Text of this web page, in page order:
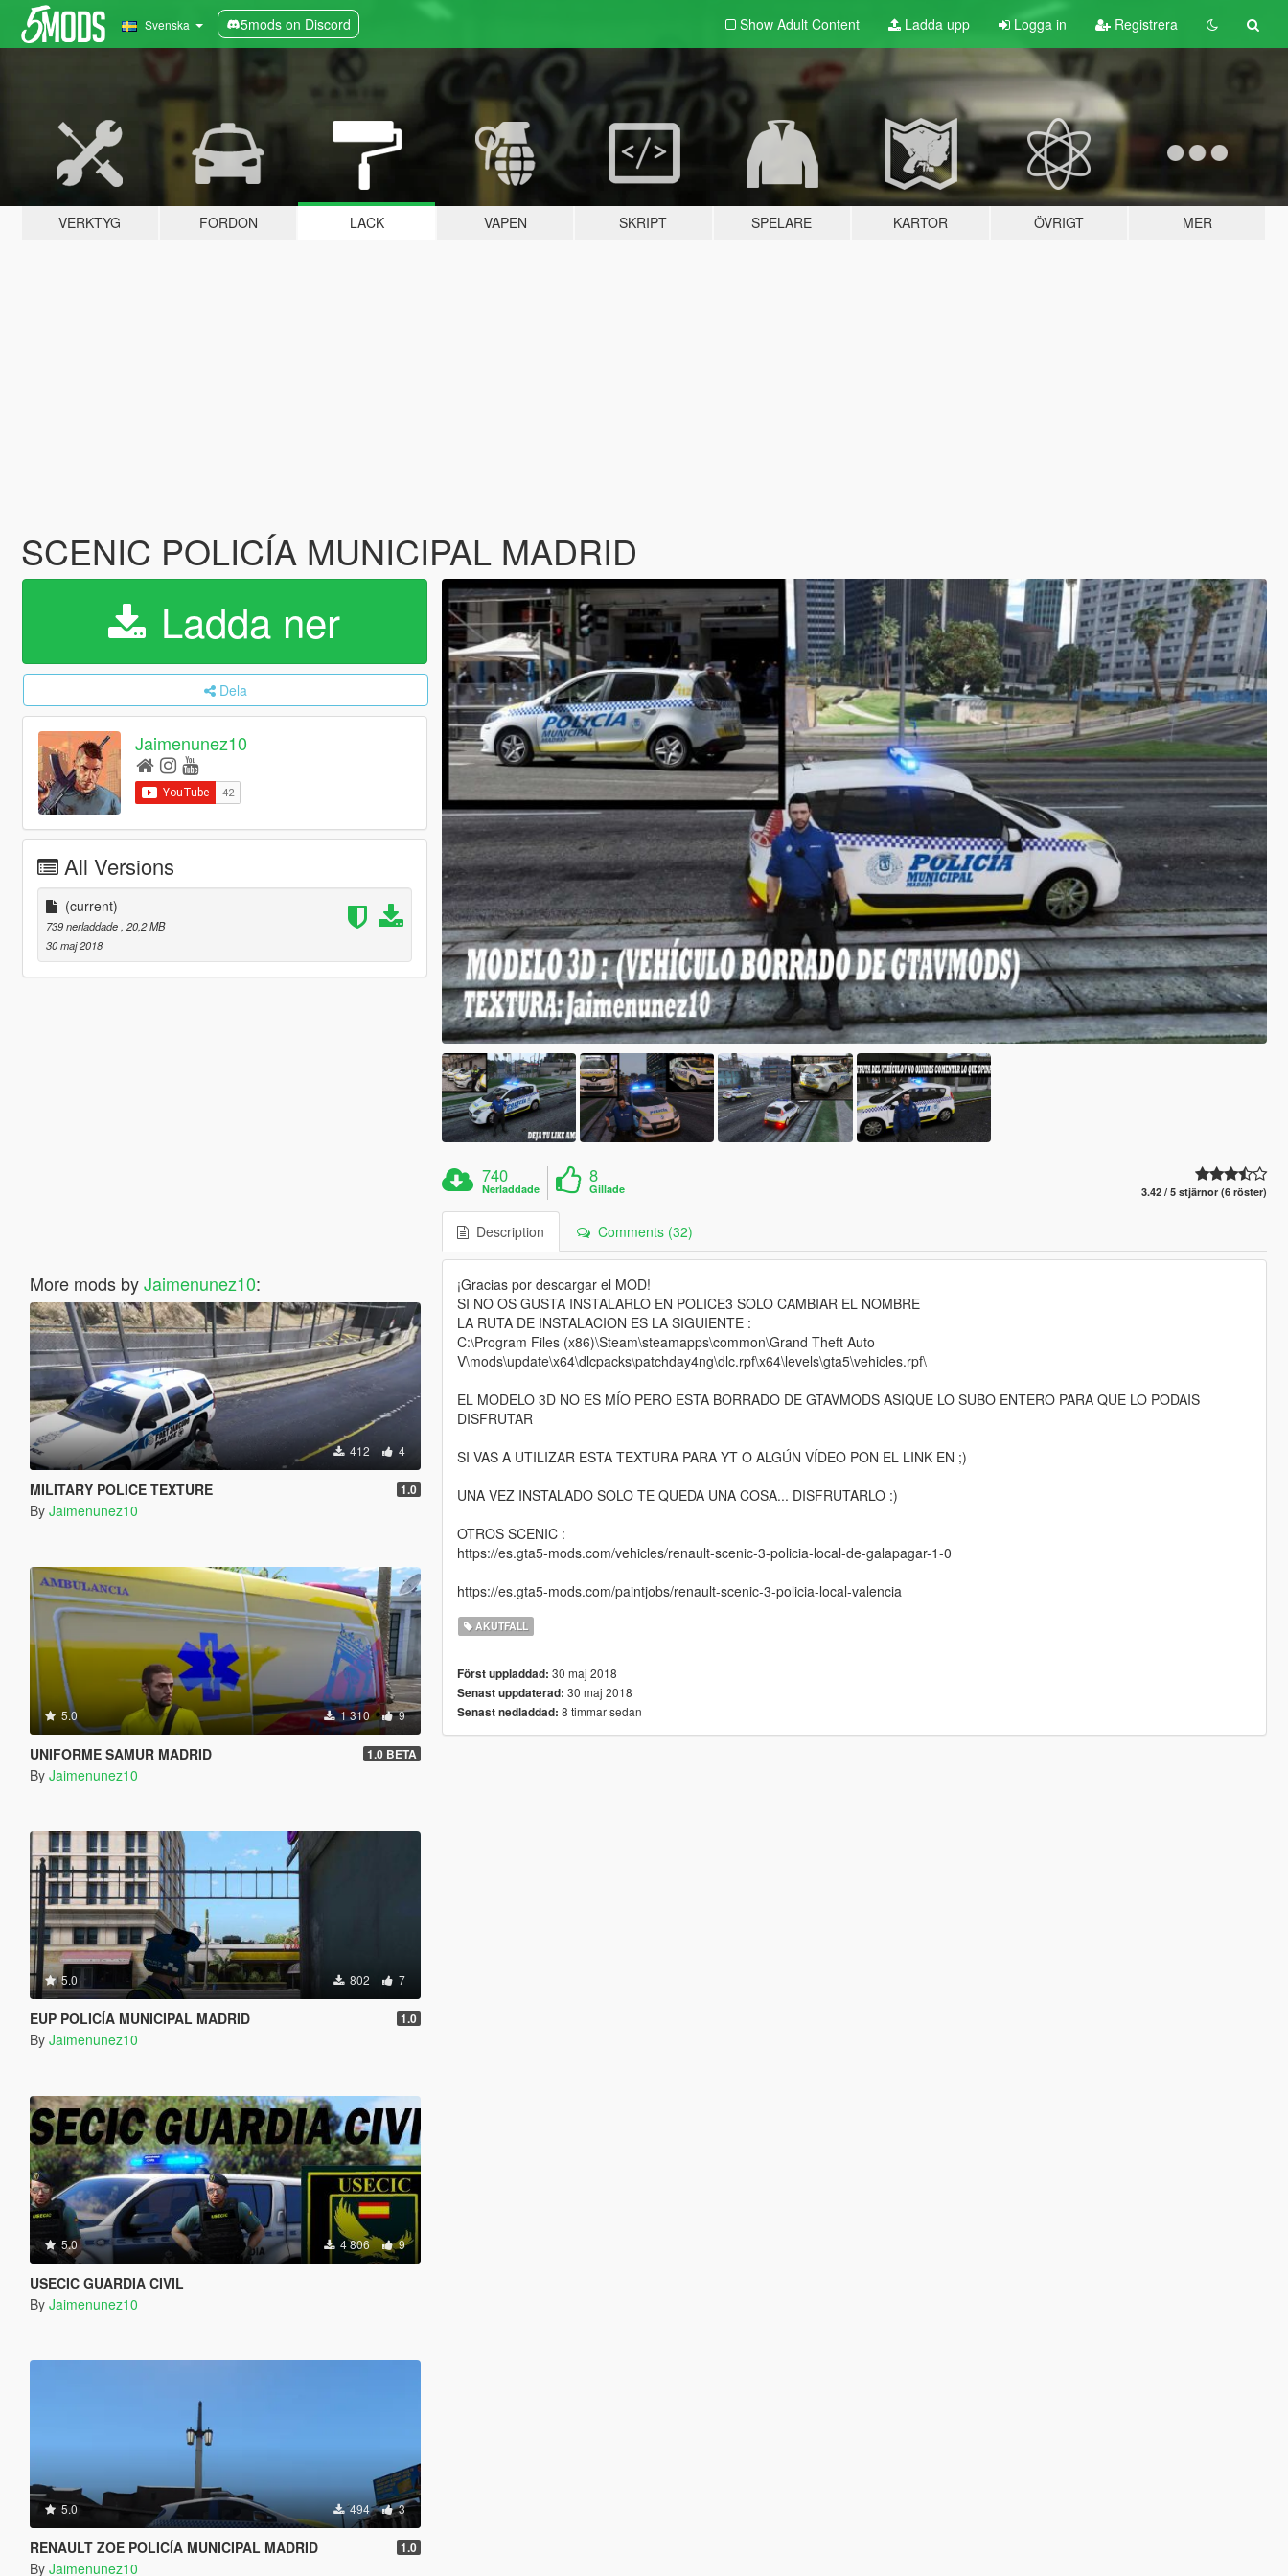
Svenska 5mods on Discord Show Adult Content Ladda upp Logga in Registrera
VERKTYG FORDON LACK VAPEN SKRIPT SPELARE KARTOR ÖVRIGT MER
SCENIC POLICÍA MUNICIPAL MADRID
Ladda ner
Dela
Jaimenunez10
All Versions
(current)
739 nerladdade , 20,2 MB
30 maj 2018
More mods byJaimenunez10:
412 4
MILITARY POLICE TEXTURE 1.0
By Jaimenunez10
5.0 1 310 9
UNIFORME SAMUR MADRID 1.0 BETA
By Jaimenunez10
5.0 802 7
EUP POLICÍA MUNICIPAL MADRID 1.0
By Jaimenunez10
5.0 4 806 9
USECIC GUARDIA CIVIL
By Jaimenunez10
5.0 494 3
RENAULT ZOE POLICÍA MUNICIPAL MADRID 1.0
By Jaimenunez10
740
Nerladdade
8
Gillade 3.42 / 5 stjärnor (6 röster)
Description Comments (32)
¡Gracias por descargar el MOD!
SI NO OS GUSTA INSTALARLO EN POLICE3 SOLO CAMBIAR EL NOMBRE
LA RUTA DE INSTALACION ES LA SIGUIENTE :
C:\Program Files (x86)\Steam\steamapps\common\Grand Theft Auto
V\mods\update\x64\dlcpacks\patchday4ng\dlc.rpf\x64\levels\gta5\vehicles.rpf\
EL MODELO 3D NO ES MÍO PERO ESTA BORRADO DE GTAVMODS ASIQUE LO SUBO ENTERO PARA QUE LO PODAIS
DISFRUTAR
SI VAS A UTILIZAR ESTA TEXTURA PARA YT O ALGÚN VÍDEO PON EL LINK EN ;)
UNA VEZ INSTALADO SOLO TE QUEDA UNA COSA... DISFRUTARLO :)
OTROS SCENIC :
https://es.gta5-mods.com/vehicles/renault-scenic-3-policia-local-de-galapagar-1-0
https://es.gta5-mods.com/paintjobs/renault-scenic-3-policia-local-valencia
AKUTFALL
Först uppladdad: 30 maj 2018
Senast uppdaterad: 30 maj 2018
Senast nedladdad: 8 timmar sedan